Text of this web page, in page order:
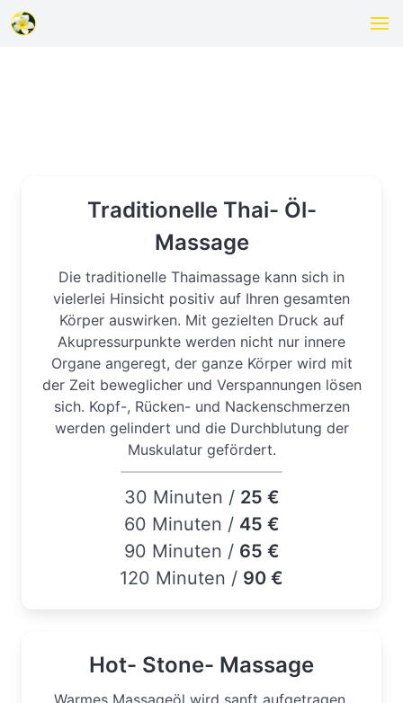
Traditionelle Thai- Öl-
Massage
Die traditionelle Thaimassage kann sich in
vielerlei Hinsicht positiv auf Ihren gesamten
Körper auswirken. Mit gezielten Druck auf
Akupressurpunkte werden nicht nur innere
Organe angeregt, der ganze Körper wird mit
der Zeit beweglicher und Verspannungen lösen
sich. Kopf-, Rücken- und Nackenschmerzen
werden gelindert und die Durchblutung der
Muskulatur gefördert.
30 Minuten / 25 €
60 Minuten / 45 €
90 Minuten / 65 €
120 Minuten / 90 €
Hot- Stone- Massage
Warmes Massageöl wird sanft aufgetragen.